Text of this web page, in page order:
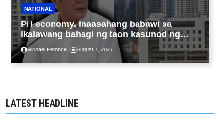
NATIONAL
PH economy, inaasahang babawi sa
ikalawang bahagi ng taon kasunod ng
2.3% GDP dulot ng Middle East war,
pagkaantala ng public construction
Michael Peronce August 7, 2026
LATEST HEADLINE